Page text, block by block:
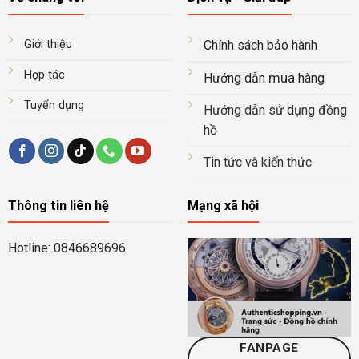
Giới thiệu
Hợp tác
Tuyển dụng
Chính sách bảo hành
Hướng dẫn mua hàng
Hướng dẫn sử dụng đồng
hồ
Tin tức và kiến thức
Thông tin liên hệ
Hotline: 0846689696
Mạng xã hội
FANPAGE